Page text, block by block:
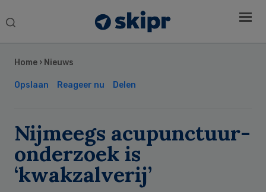
Search
Home › Nieuws
Opslaan Reageer nu Delen
Nijmeegs acupunctuur-
onderzoek is
‘kwakzalverij’
Sidebar